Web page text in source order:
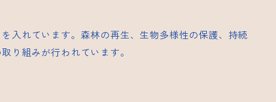
入れています。森林の再生、生物多様性の保護、持続
り組みが行われています。